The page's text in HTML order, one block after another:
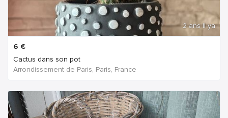
2 ans Il ya
6 €
Cactus dans son pot
Arrondissement de Paris, Paris, France